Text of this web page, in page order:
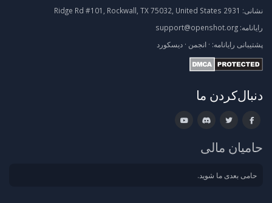
نشانی:
رایانامه: support@openshot.org
پشتیبانی رایانامه: · انجمن · دیسکورد
دنبال‌کردن ما
حامیان مالی
حامی بعدی ما شوید.